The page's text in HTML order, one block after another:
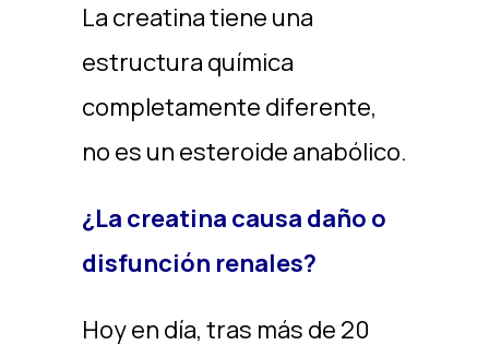
La creatina tiene una
estructura química
completamente diferente,
no es un esteroide anabólico.
¿La creatina causa daño o
disfunción renales?
Hoy en día, tras más de 20